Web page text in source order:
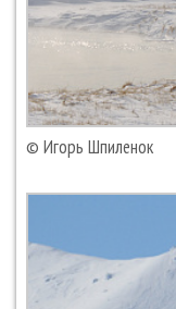
© Игорь Шпиленок